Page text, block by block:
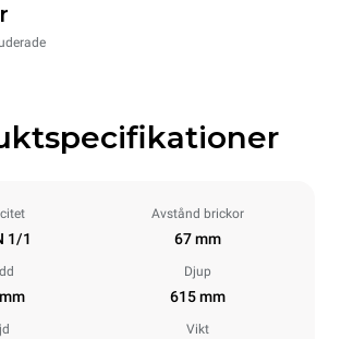
1/1
Avstånd brickor
67 mm
Djup
615 mm
Vikt